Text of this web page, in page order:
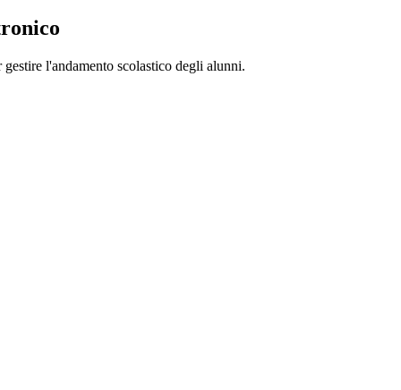
l'andamento scolastico degli alunni.